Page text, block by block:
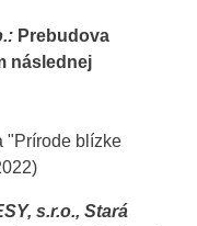
Prebudova
následnej
"Prírode blízke
6.5.2022)
s.r.o., Stará